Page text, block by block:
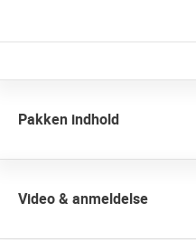
Pakken indhold
Video & anmeldelse